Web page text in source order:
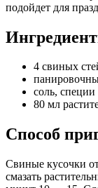
подойдет для
4 свиных
соль, специи
80 мл
Способ
Свиные кусочки
смазать